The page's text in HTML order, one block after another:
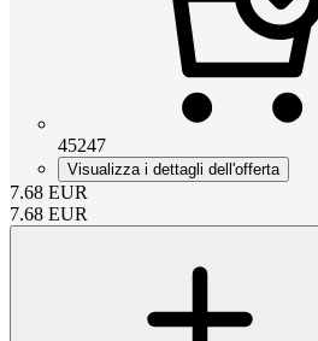
45247
Visualizza i dettagli dell'offerta
7.68 EUR
7.68 EUR